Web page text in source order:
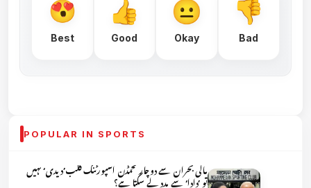
Best Good Okay Bad
POPULAR IN SPORTS
مالی بحران سے دوچار محمڈن اسپورٹنگ کلب’دیدی‘ نہیں
تو ’دادا‘ سے مدد لے سکتا ہے؟